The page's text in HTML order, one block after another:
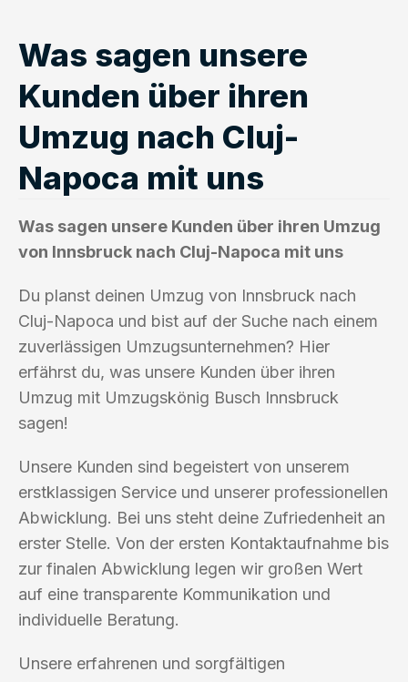
Was sagen unsere
Kunden über ihren
Umzug nach Cluj-
Napoca mit uns
Was sagen unsere Kunden über ihren Umzug
von Innsbruck nach Cluj-Napoca mit uns
Du planst deinen Umzug von Innsbruck nach
Cluj-Napoca und bist auf der Suche nach einem
zuverlässigen Umzugsunternehmen? Hier
erfährst du, was unsere Kunden über ihren
Umzug mit Umzugskönig Busch Innsbruck
sagen!
Unsere Kunden sind begeistert von unserem
erstklassigen Service und unserer professionellen
Abwicklung. Bei uns steht deine Zufriedenheit an
erster Stelle. Von der ersten Kontaktaufnahme bis
zur finalen Abwicklung legen wir großen Wert
auf eine transparente Kommunikation und
individuelle Beratung.
Unsere erfahrenen und sorgfältigen